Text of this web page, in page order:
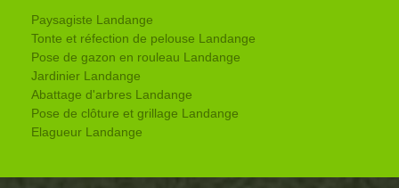
Paysagiste Landange
Tonte et réfection de pelouse Landange
Pose de gazon en rouleau Landange
Jardinier Landange
Abattage d'arbres Landange
Pose de clôture et grillage Landange
Elagueur Landange